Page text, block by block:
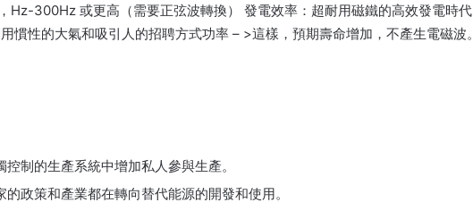
Hz-300Hz 或更高（需要正弦波轉換） 發電效率：超耐用磁鐵的高效發電時代
慣性的大氣和吸引人的招聘方式功率 – >這樣，預期壽命增加，不產生電磁波。
制的生產系統中增加私人參與生產。
政策和產業都在轉向替代能源的開發和使用。